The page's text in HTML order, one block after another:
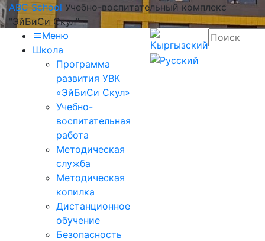
ABC School Учебно-воспитательный комплекс
"ЭйБиСи Скул"
Меню
Школа
Программа
развития УВК
«ЭйБиСи Скул»
Учебно-
воспитательная
работа
Методическая
служба
Методическая
копилка
Дистанционное
обучение
Безопасность